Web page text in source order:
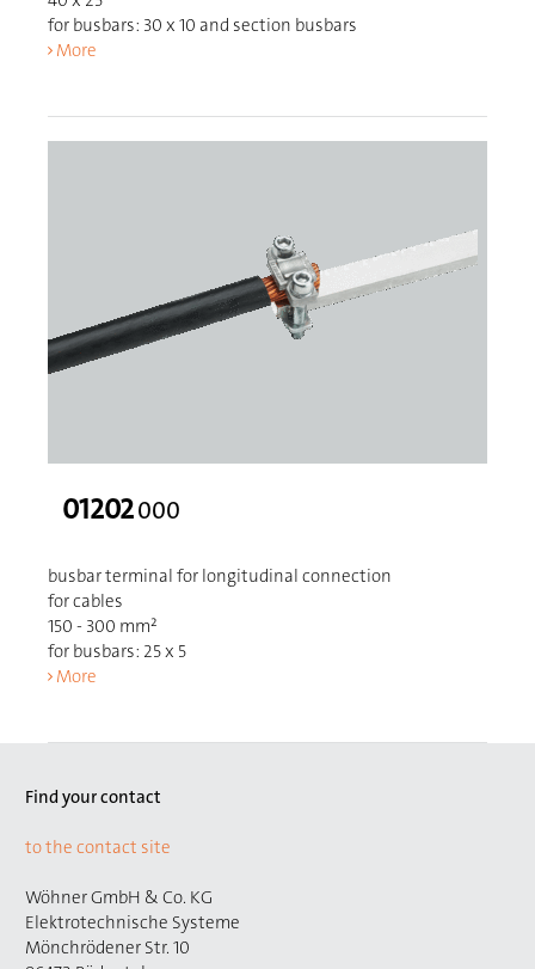
for busbars: 30 x 10 and section busbars
More
01202000
busbar terminal for longitudinal connection
for cables
150 - 300 mm²
for busbars: 25 x 5
More
Find your contact
to the contact site
Wöhner GmbH & Co. KG
Elektrotechnische Systeme
Mönchrödener Str. 10